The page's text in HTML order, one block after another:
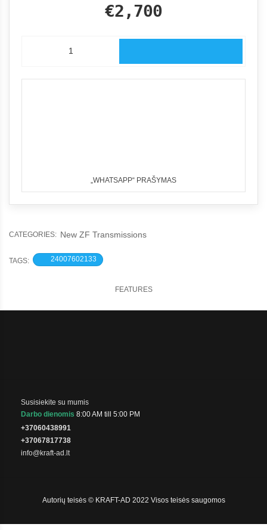
€2,700
„WHATSAPP“ PRAŠYMAS
CATEGORIES: New ZF Transmissions
TAGS: 24007602133
FEATURES
Susisiekite su mumis
Darbo dienomis 8:00 AM till 5:00 PM
+37060438991
+37067817738
info@kraft-ad.lt
Autorių teisės © KRAFT-AD 2022 Visos teisės saugomos